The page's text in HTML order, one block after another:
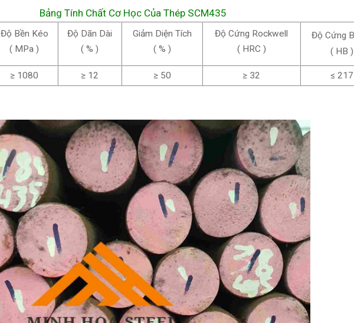
Bảng Tính Chất Cơ Học Của Thép SCM435
Độ Bền Kéo
( MPa )
Độ Dãn Dài
( % )
Giảm Diện Tích
( % )
Độ Cứng Rockwell
( HRC )
Độ Cứng
( HB )
≥ 1080 ≥ 12 ≥ 50 ≥ 32 ≤ 217